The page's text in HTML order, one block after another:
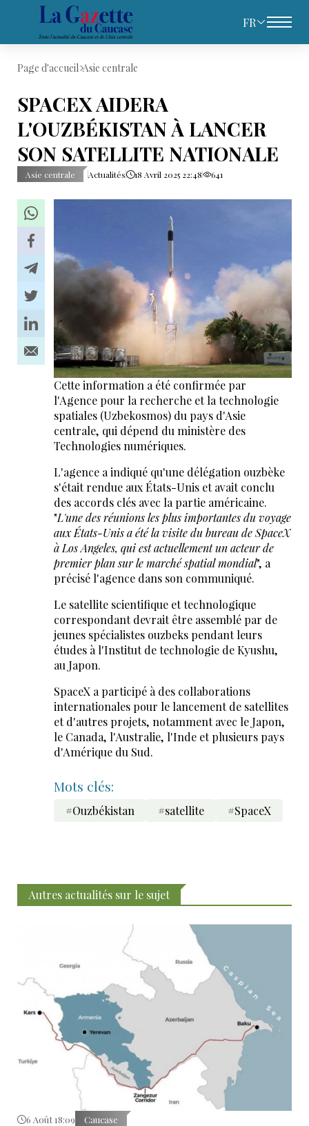
FR
Page d'accueil Asie centrale
SPACEX AIDERA
L'OUZBÉKISTAN À LANCER
SON SATELLITE NATIONALE
Asie centrale Actualités 18 Avril 2025 22:48 641
Cette information a été confirmée par
l'Agence pour la recherche et la technologie
spatiales (Uzbekosmos) du pays d'Asie
centrale, qui dépend du ministère des
Technologies numériques.
L'agence a indiqué qu'une délégation ouzbèke
s'était rendue aux États-Unis et avait conclu
des accords clés avec la partie américaine.
"L'une des réunions les plus importantes du voyage
aux États-Unis a été la visite du bureau de SpaceX
à Los Angeles, qui est actuellement un acteur de
premier plan sur le marché spatial mondial", a
précisé l'agence dans son communiqué.
Le satellite scientifique et technologique
correspondant devrait être assemblé par de
jeunes spécialistes ouzbeks pendant leurs
études à l'Institut de technologie de Kyushu,
au Japon.
SpaceX a participé à des collaborations
internationales pour le lancement de satellites
et d'autres projets, notamment avec le Japon,
le Canada, l'Australie, l'Inde et plusieurs pays
d'Amérique du Sud.
Mots clés:
#Ouzbékistan #satellite #SpaceX
Autres actualités sur le sujet
6 Août 18:09 Caucase